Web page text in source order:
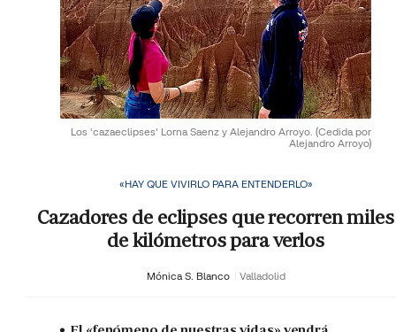
Los 'cazaeclipses' Lorna Saenz y Alejandro Arroyo. (Cedida por
Alejandro Arroyo)
«HAY QUE VIVIRLO PARA ENTENDERLO»
Cazadores de eclipses que recorren miles
de kilómetros para verlos
Mónica S. Blanco Valladolid